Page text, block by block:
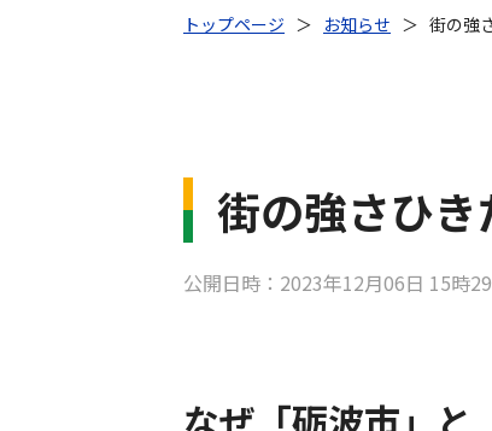
トップページ ＞ お知らせ ＞ 街の強
街の強さひ
公開日時：2023年12月06日 15時